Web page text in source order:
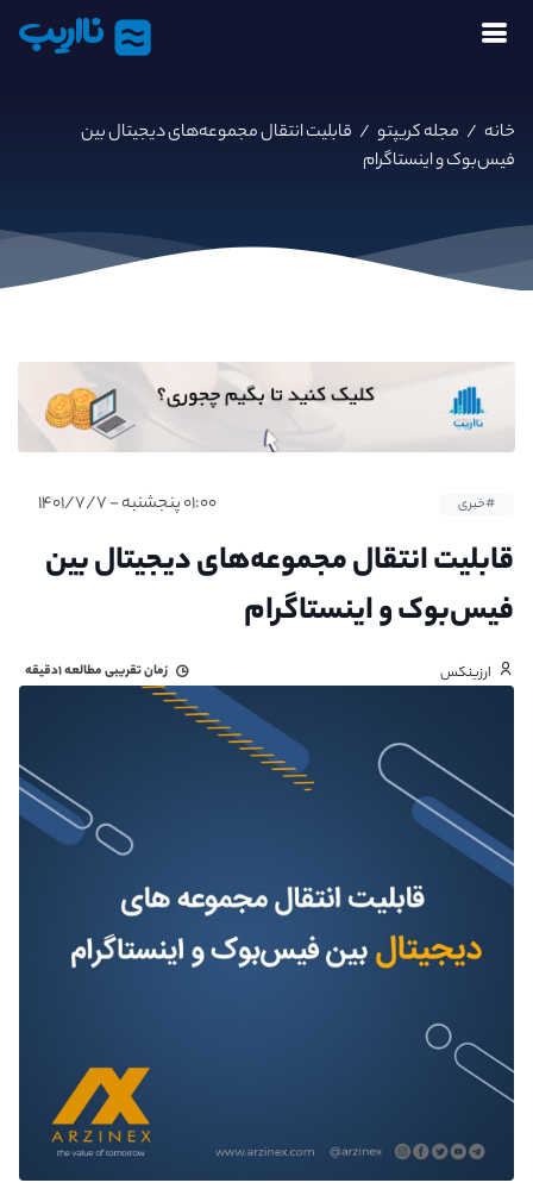
نااریب
خانه / مجله کریپتو / قابلیت انتقال مجموعه‌های دیجیتال بین
فیس‌بوک و اینستاگرام
#خبری ۰۱:۰۰ پنجشنبه - ۱۴۰۱/۷/۷
قابلیت انتقال مجموعه‌های دیجیتال بین
فیس‌بوک و اینستاگرام
ارزینکس زمان تقریبی مطالعه۱دقیقه